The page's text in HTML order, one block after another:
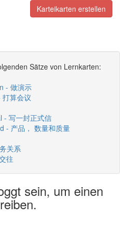
Karteikarten erstellen
Sätze von Lernkarten:
- 做演示
算会议
- 写一封正式信
- 产品， 数量和质量
关系
往
sein, um einen